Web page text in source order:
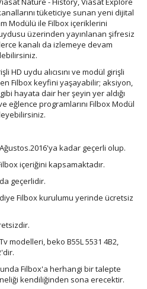
tüketiciye sunan yeni dijital
Modülü ile Filbox içeriklerini
üzerinden yayınlanan şifresiz
kanalı da izlemeye devam
HD uydu alıcısını ve modül girişli
Filbox keyfini yaşayabilir; aksiyon,
hayata dair her şeyin yer aldığı
eğlence programlarını Filbox Modül
kadar geçerli olup.
içeriğini kapsamaktadır.
geçerlidir.
Filbox kurulumu yerinde ücretsiz
modelleri, beko B55L 5531 4B2,
Filbox'a herhangi bir talepte
kendiliğinden sona erecektir.